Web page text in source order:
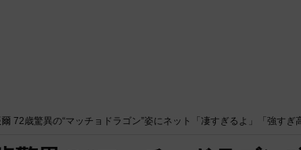
72歳驚異の“マッチョドラゴン”姿にネット「凄すぎるよ」「強すぎ